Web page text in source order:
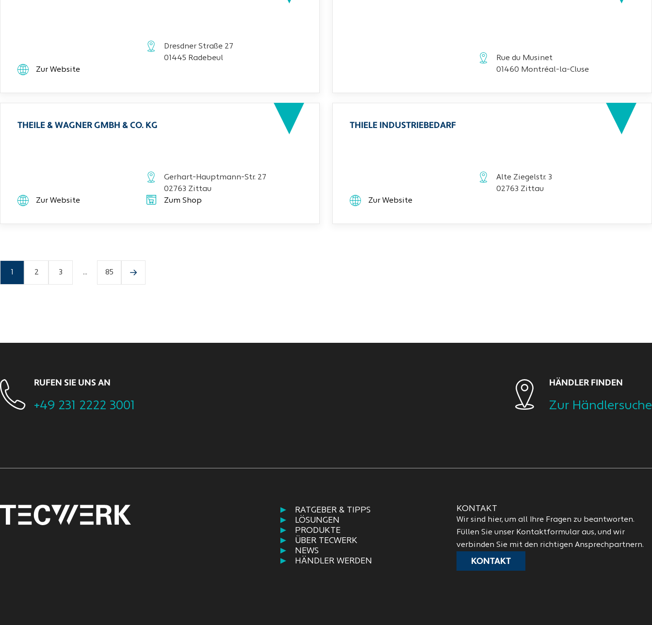
Dresdner Straße 27
01445 Radebeul
Zur Website
Rue du Musinet
01460 Montréal-la-Cluse
THEILE & WAGNER GMBH & CO. KG
Gerhart-Hauptmann-Str. 27
02763 Zittau
Zur Website
Zum Shop
THIELE INDUSTRIEBEDARF
Alte Ziegelstr. 3
02763 Zittau
Zur Website
2 3 ... 85
RUFEN SIE UNS AN
+49 231 2222 3001
HÄNDLER FINDEN
Zur Händlersuche
RATGEBER & TIPPS
LÖSUNGEN
PRODUKTE
ÜBER TECWERK
NEWS
HÄNDLER WERDEN
KONTAKT
Wir sind hier, um all Ihre Fragen zu beantworten.
Füllen Sie unser Kontaktformular aus, und wir
verbinden Sie mit den richtigen Ansprechpartnern.
KONTAKT